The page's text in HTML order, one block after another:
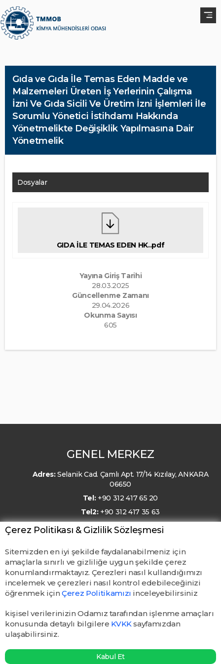
Gıda ve Gıda İle Temas Eden Madde ve
Malzemeleri Üreten İş Yerlerinin Çalışma
İzni Ve Gıda Sicili Ve Üretim İzni İşlemleri İle
Sorumlu Yönetici İstihdamı Hakkında
Yönetmelikte Değişiklik Yapılmasına Dair
Yönetmelik
Dosyalar
GIDA İLE TEMAS EDEN HK..pdf
Yayına Giriş Tarihi
28.03.2025
Güncellenme Zamanı
29.04.2026
Okunma Sayısı
605
GENEL MERKEZ
Adres:Selanik Cad. Çamlı Apt. 17/14 Kızılay, ANKARA
06650
Tel: +90 312 417 65 20
Tel2: +90 312 417 35 63
E-Posta: kmo@kmo.org.tr
Çerez Politikası & Gizlilik Sözleşmesi
Sitemizden en iyi şekilde faydalanabilmeniz için
amaçlarla sınırlı ve gizliliğe uygun şekilde çerez
konumlandırmaktayız. Çerezleri nasıl kullandığımızı
incelemek ve çerezleri nasıl kontrol edebileceğinizi
öğrenmek içinÇerez Politikamızı inceleyebilirsiniz
kişisel verilerinizin Odamız tarafından işlenme amaçları
konusunda detaylı bilgilere KVKKsayfamızdan
ulaşabilirsiniz.
Kabul Et